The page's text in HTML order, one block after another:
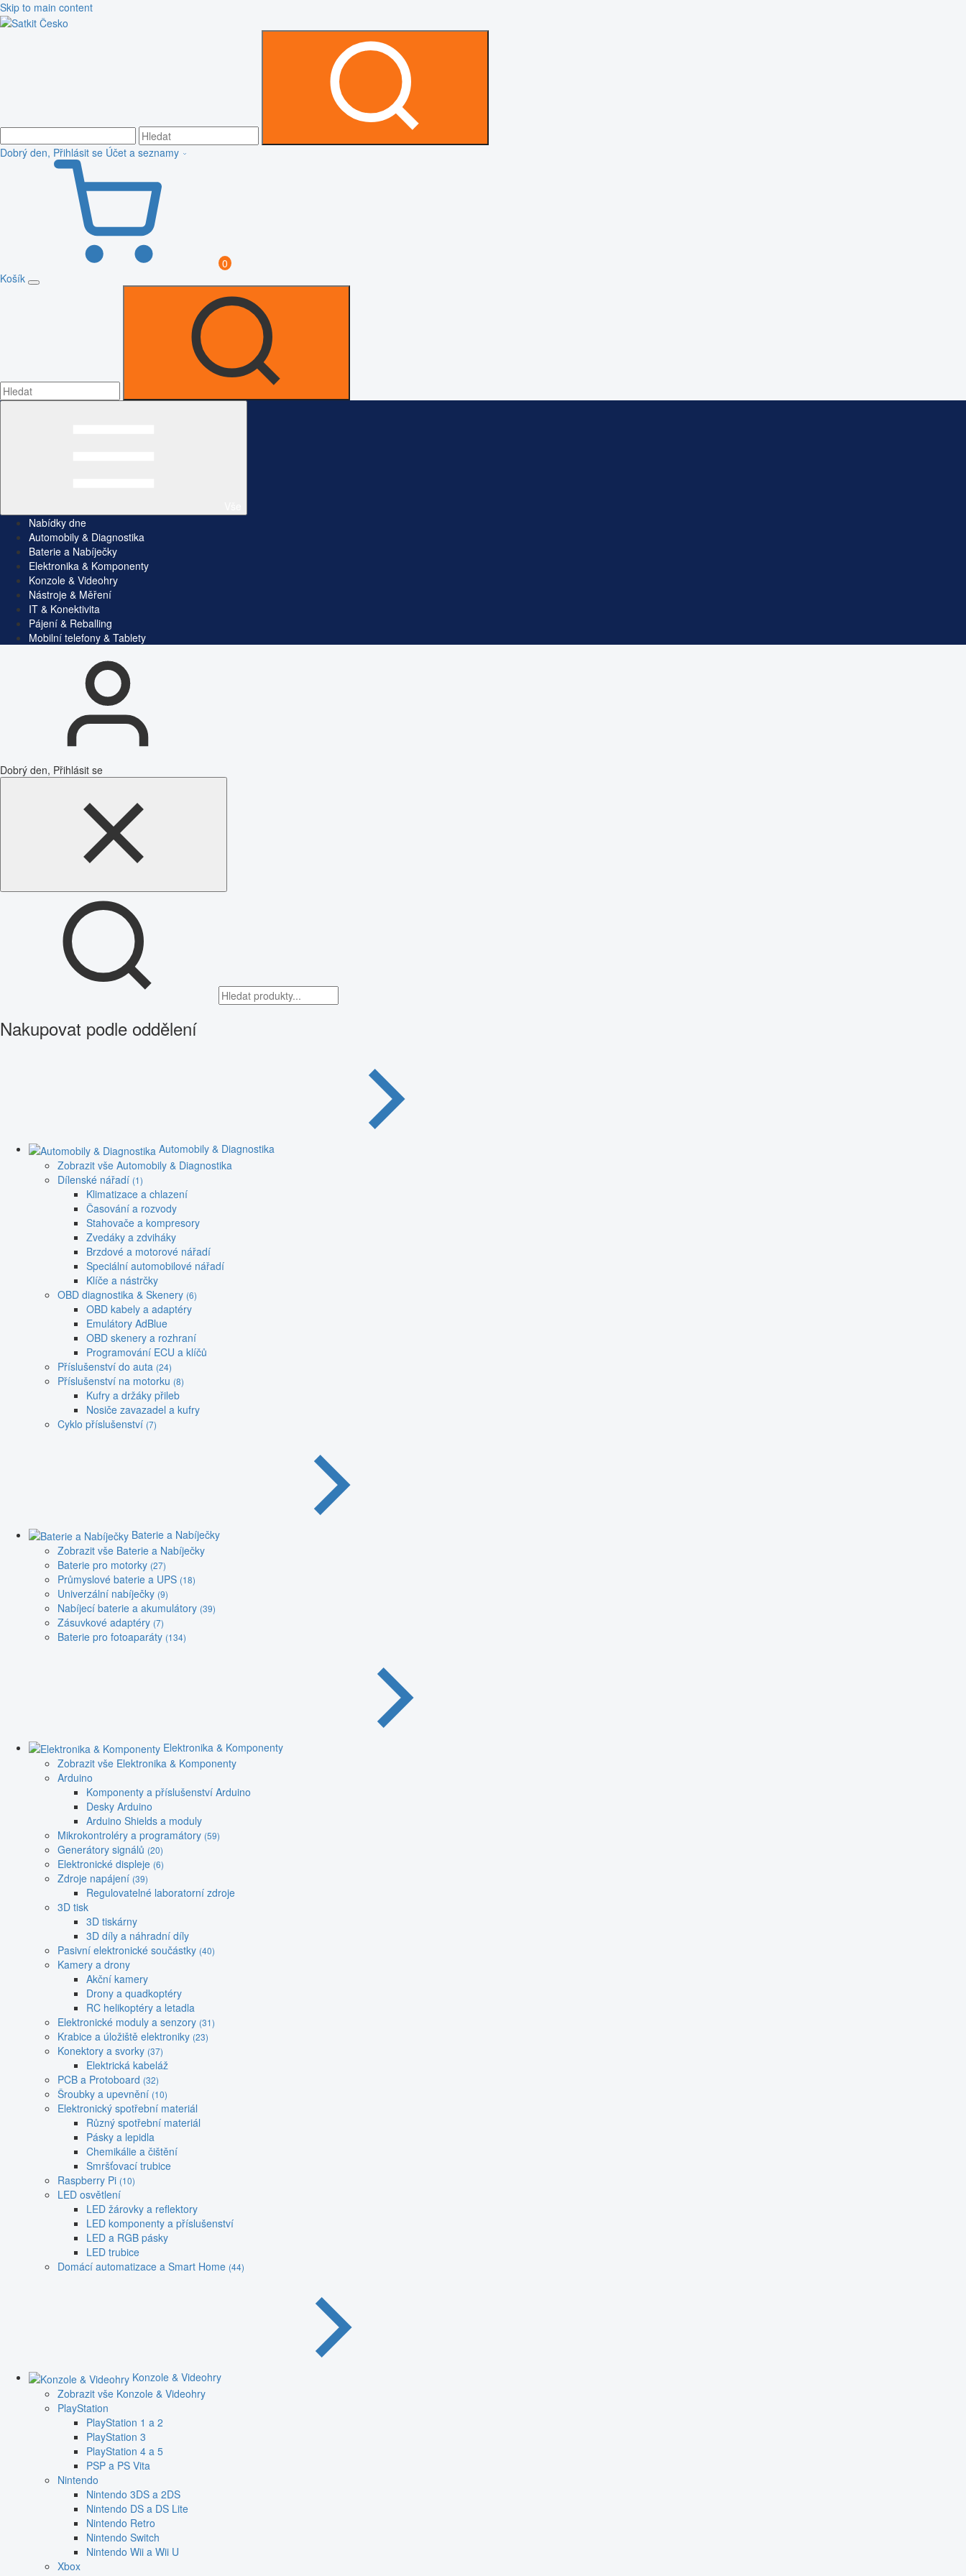
Skip to main content
Dobrý den, Přihlásit se Účet a seznamy
0
Košík
Nabídky dne
Automobily & Diagnostika
Baterie a Nabíječky
Elektronika & Komponenty
Konzole & Videohry
Nástroje & Měření
IT & Konektivita
Pájení & Reballing
Mobilní telefony & Tablety
Dobrý den, Přihlásit se
Nakupovat podle oddělení
Automobily & Diagnostika
Zobrazit vše Automobily & Diagnostika
Dílenské nářadí (1)
Klimatizace a chlazení
Časování a rozvody
Stahovače a kompresory
Zvedáky a zdviháky
Brzdové a motorové nářadí
Speciální automobilové nářadí
Klíče a nástrčky
OBD diagnostika & Skenery (6)
OBD kabely a adaptéry
Emulátory AdBlue
OBD skenery a rozhraní
Programování ECU a klíčů
Příslušenství do auta (24)
Příslušenství na motorku (8)
Kufry a držáky přileb
Nosiče zavazadel a kufry
Cyklo příslušenství (7)
Baterie a Nabíječky
Zobrazit vše Baterie a Nabíječky
Baterie pro motorky (27)
Průmyslové baterie a UPS (18)
Univerzální nabíječky (9)
Nabíjecí baterie a akumulátory (39)
Zásuvkové adaptéry (7)
Baterie pro fotoaparáty (134)
Elektronika & Komponenty
Zobrazit vše Elektronika & Komponenty
Arduino
Komponenty a příslušenství Arduino
Desky Arduino
Arduino Shields a moduly
Mikrokontroléry a programátory (59)
Generátory signálů (20)
Elektronické displeje (6)
Zdroje napájení (39)
Regulovatelné laboratorní zdroje
3D tisk
3D tiskárny
3D díly a náhradní díly
Pasivní elektronické součástky (40)
Kamery a drony
Akční kamery
Drony a quadkoptéry
RC helikoptéry a letadla
Elektronické moduly a senzory (31)
Krabice a úložiště elektroniky (23)
Konektory a svorky (37)
Elektrická kabeláž
PCB a Protoboard (32)
Šroubky a upevnění (10)
Elektronický spotřební materiál
Různý spotřební materiál
Pásky a lepidla
Chemikálie a čištění
Smršťovací trubice
Raspberry Pi (10)
LED osvětlení
LED žárovky a reflektory
LED komponenty a příslušenství
LED a RGB pásky
LED trubice
Domácí automatizace a Smart Home (44)
Konzole & Videohry
Zobrazit vše Konzole & Videohry
PlayStation
PlayStation 1 a 2
PlayStation 3
PlayStation 4 a 5
PSP a PS Vita
Nintendo
Nintendo 3DS a 2DS
Nintendo DS a DS Lite
Nintendo Retro
Nintendo Switch
Nintendo Wii a Wii U
Xbox